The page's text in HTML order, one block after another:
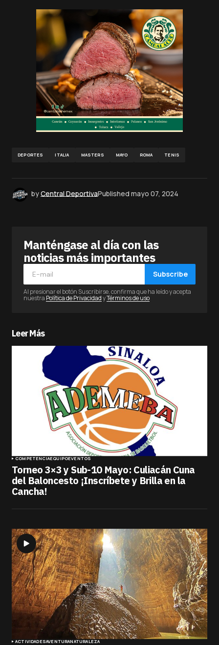
DEPORTES ITALIA MASTERS MAYO ROMA TENIS
byCentral DeportivaPublished mayo 07, 2024
Manténgase al día con las
noticias más importantes
Subscribe
Al presionar el botón Suscribirse, confirma que ha leído y acepta
nuestra Política de PrivacidadyTérminos de uso
Leer Más
COMPETENCIAEQUIPOEVENTOS
Torneo 3×3 y Sub-10 Mayo: Culiacán Cuna
del Baloncesto ¡Inscríbete y Brilla en la
Cancha!
ACTIVIDADESAVENTURANATURALEZA